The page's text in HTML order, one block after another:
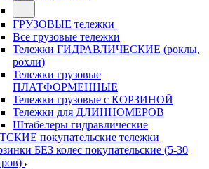
ГРУЗОВЫЕ тележки
Все грузовые тележки
Тележки ГИДРАВЛИЧЕСКИЕ (роклы,
рохли)
Тележки грузовые
ПЛАТФОРМЕННЫЕ
Тележки грузовые с КОРЗИНОЙ
Тележки для ДЛИННОМЕРОВ
Штабелеры гидравлические
покупательские тележки
БЕЗ колес покупательские (5-30